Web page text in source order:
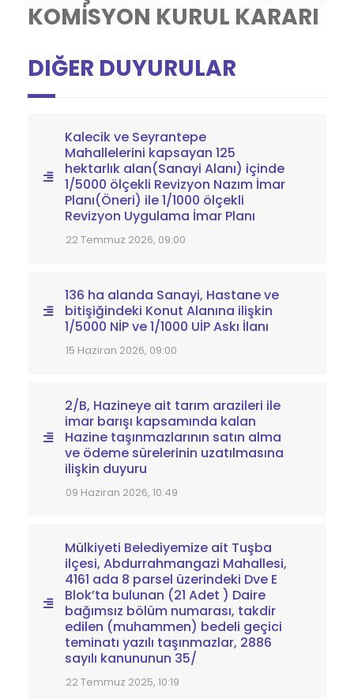
KOMİSYON KURUL KARARI
DIĞER DUYURULAR
Kalecik ve Seyrantepe
Mahallelerini kapsayan 125
hektarlık alan(Sanayi Alanı) içinde
1/5000 ölçekli Revizyon Nazım İmar
Planı(Öneri) ile 1/1000 ölçekli
Revizyon Uygulama İmar Planı
22 Temmuz 2026, 09:00
136 ha alanda Sanayi, Hastane ve
bitişiğindeki Konut Alanına ilişkin
1/5000 NİP ve 1/1000 UİP Askı İlanı
15 Haziran 2026, 09:00
2/B, Hazineye ait tarım arazileri ile
imar barışı kapsamında kalan
Hazine taşınmazlarının satın alma
ve ödeme sürelerinin uzatılmasına
ilişkin duyuru
09 Haziran 2026, 10:49
Mülkiyeti Belediyemize ait Tuşba
ilçesi, Abdurrahmangazi Mahallesi,
4161 ada 8 parsel üzerindeki Dve E
Blok’ta bulunan (21 Adet ) Daire
bağımsız bölüm numarası, takdir
edilen (muhammen) bedeli geçici
teminatı yazılı taşınmazlar, 2886
sayılı kanununun 35/
22 Temmuz 2025, 10:19